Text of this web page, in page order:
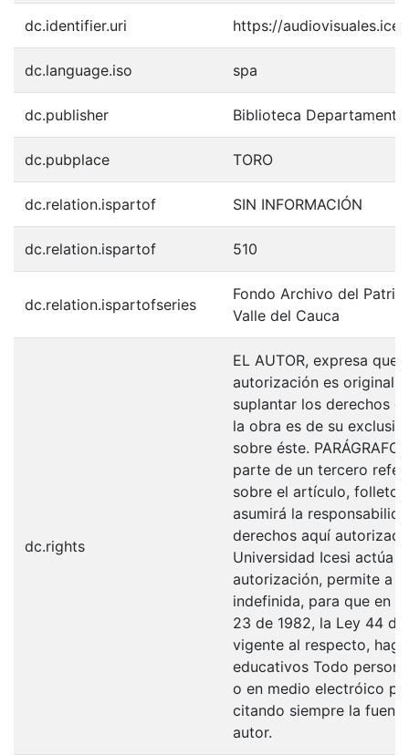
dc.identifier.uri https://
dc.language.iso spa
dc.publisher Biblioteca
dc.pubplace TORO
dc.relation.ispartof SIN INFORMACIÓN
dc.relation.ispartof 510
dc.relation.ispartofseries
Fondo Archivo del
Valle del Cauca
dc.rights
EL AUTOR, expresa
autorización es original
suplantar los derechos
la obra es de su
sobre éste.
parte de un tercero
sobre el artículo, folleto
asumirá la
derechos aquí
Universidad Icesi actúa
autorización, permite a
indefinida, para que en
23 de 1982, la Ley 44
vigente al respecto,
educativos Todo
o en medio electróico
citando siempre la
autor.